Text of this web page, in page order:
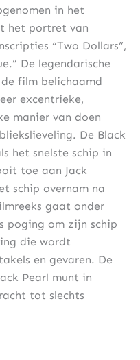
in het
het portret van
“Two Dollars”,
De legendarische
film belichaamd
excentrieke,
manier van doen
De Black
het snelste schip in
toe aan Jack
schip overnam na
gaat onder
poging om zijn schip
die wordt
en gevaren. De
Pearl munt in
tot slechts